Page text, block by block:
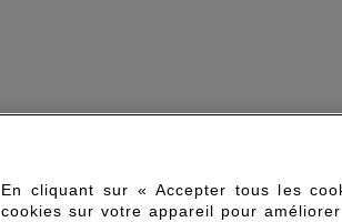
En cliquant sur « Accepter tous les
cookies sur votre appareil pour